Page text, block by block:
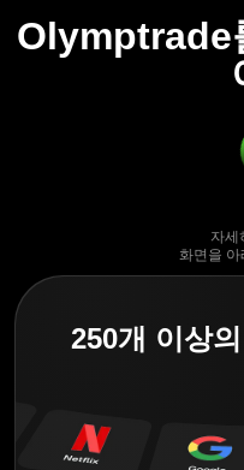
Olymptrade
자세
화면을 아
250개 이상